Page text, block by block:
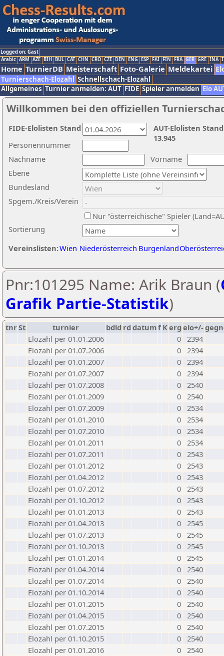
Logged on: Gast
Arabic ARM AZE BIH BUL CAT CHN CRO CZE DEN ENG ESP FAI FIN FRA GER GRE INA
Home TurnierDB Meisterschaft Foto-Galerie Meldekartei
Turnierschach-Elozahl Schnellschach-Elozahl
Allgemeines Turnier anmelden: AUT FIDE Spieler anmelden Elo
Willkommen bei den offiziellen
Nachname
Vorname
Ebene
Sortierung
Personennummer
Bundesland
Spgem./Kreis/Verein
Nur "österreichische" Spieler
Vereinslisten:Wien Niederösterreich Burgenland
AUT-Elolisten
13.945
FIDE-Elolisten Stand
Pnr:101295 Name: Arik Braun (
Grafik Partie-Statistik)
tnrSt turnier bdld rd datumf Kerg elo+/-
Elozahl per 01.01.2006
0 2394
Elozahl per 01.07.2006
0 2394
Elozahl per 01.01.2007
0 2394
Elozahl per 01.07.2007
0 2394
Elozahl per 01.07.2008
0 2540
Elozahl per 01.01.2009
0 2540
Elozahl per 01.07.2009
0 2534
Elozahl per 01.01.2010
0 2534
Elozahl per 01.07.2010
0 2534
Elozahl per 01.01.2011
0 2534
Elozahl per 01.07.2011
0 2543
Elozahl per 01.01.2012
0 2543
Elozahl per 01.04.2012
0 2543
Elozahl per 01.07.2012
0 2543
Elozahl per 01.10.2012
0 2543
Elozahl per 01.01.2013
0 2543
Elozahl per 01.04.2013
0 2545
Elozahl per 01.07.2013
0 2545
Elozahl per 01.10.2013
0 2545
Elozahl per 01.01.2014
0 2545
Elozahl per 01.04.2014
0 2540
Elozahl per 01.07.2014
0 2540
Elozahl per 01.10.2014
0 2540
Elozahl per 01.01.2015
0 2540
Elozahl per 01.04.2015
0 2540
Elozahl per 01.07.2015
0 2540
Elozahl per 01.10.2015
0 2540
Elozahl per 01.01.2016
0 2540